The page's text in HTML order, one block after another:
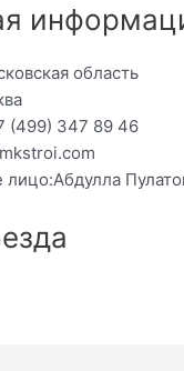
область
(499) 347 89 46
лицо:Абдулла